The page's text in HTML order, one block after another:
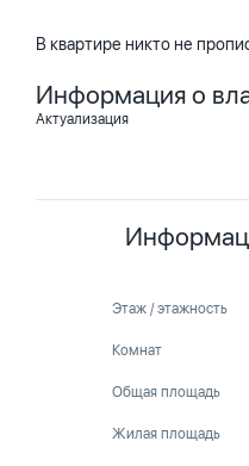
В квартире никто не
Информация о
Актуализация
Этаж / этажность
Комнат
Общая площадь
Жилая площадь